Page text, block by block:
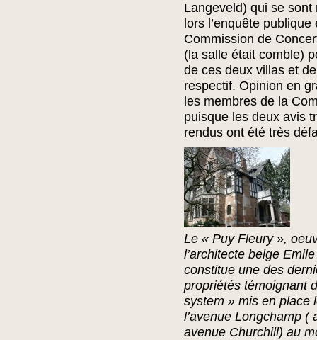
Langeveld) qui se
lors l’enquête
Commission de
(la salle était comble)
de ces deux villas et
respectif. Opinion en
les membres de la
puisque les deux avis
rendus ont été très
Le « Puy Fleury »,
l’architecte belge
constitue une des
propriétés témoignant
system » mis en place
l’avenue Longchamp (
avenue Churchill) au